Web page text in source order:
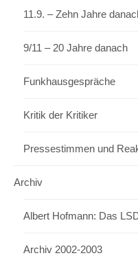
11.9. – Zehn Jahre
9/11 – 20 Jahre danach
Funkhausgespräche
Kritik der Kritiker
Pressestimmen und
Archiv
Albert Hofmann: Das
Archiv 2002-2003